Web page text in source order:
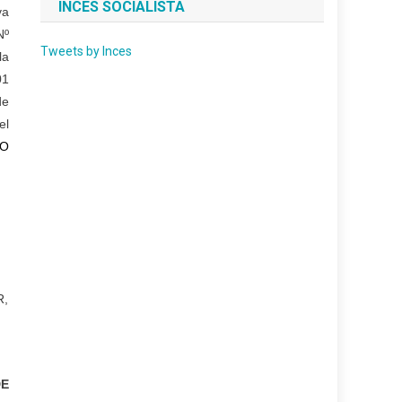
INCES SOCIALISTA
Tweets by Inces